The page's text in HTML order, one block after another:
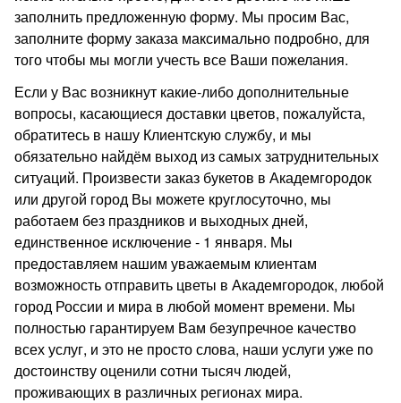
заполнить предложенную форму. Мы просим Вас,
заполните форму заказа максимально подробно, для
того чтобы мы могли учесть все Ваши пожелания.
Если у Вас возникнут какие-либо дополнительные
вопросы, касающиеся доставки цветов, пожалуйста,
обратитесь в нашу Клиентскую службу, и мы
обязательно найдём выход из самых затруднительных
ситуаций. Произвести заказ букетов в Академгородок
или другой город Вы можете круглосуточно, мы
работаем без праздников и выходных дней,
единственное исключение - 1 января. Мы
предоставляем нашим уважаемым клиентам
возможность отправить цветы в Академгородок, любой
город России и мира в любой момент времени. Мы
полностью гарантируем Вам безупречное качество
всех услуг, и это не просто слова, наши услуги уже по
достоинству оценили сотни тысяч людей,
проживающих в различных регионах мира.